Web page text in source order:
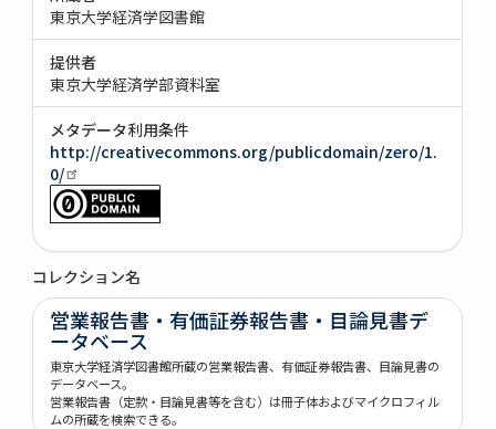
東京大学経済学図書館
提供者
東京大学経済学部資料室
メタデータ利用条件
http://creativecommons.org/publicdomain/zero/1.
0/
コレクション名
営業報告書・有価証券報告書・目論見書デ
ータベース
東京大学経済学図書館所蔵の営業報告書、有価証券報告書、目論見書の
データベース。
営業報告書（定款・目論見書等を含む）は冊子体およびマイクロフィル
ムの所蔵を検索できる。